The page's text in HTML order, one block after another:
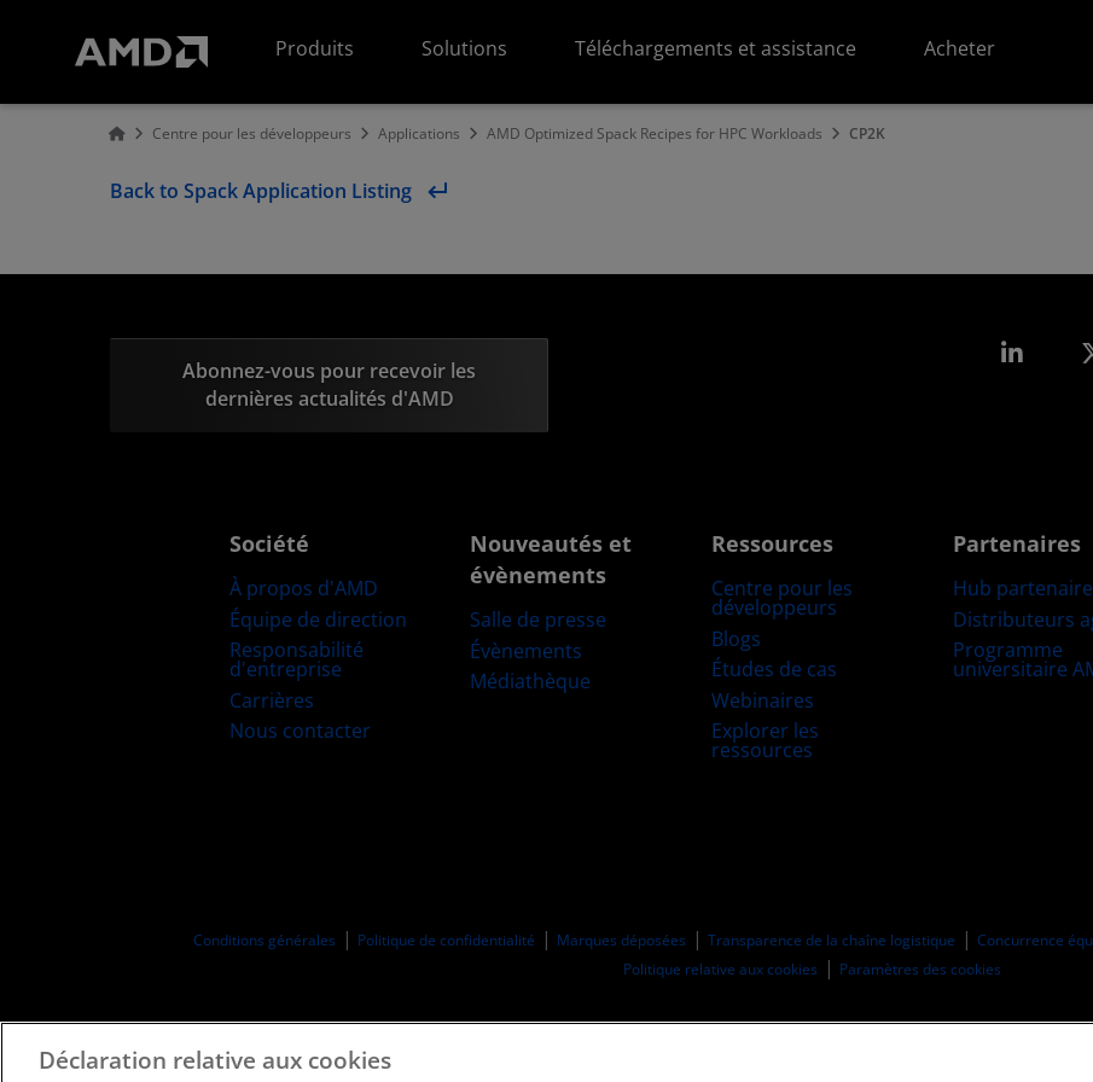
Produits
Solutions Téléchargements et assistance Acheter
Centre pour les développeurs Applications AMD Optimized Spack Recipes for HPC Workloads CP2K
Back to Spack Application Listing
Abonnez-vous pour recevoir les
dernières actualités d'AMD
Société
À propos d'AMD
Équipe de direction
Responsabilité
d'entreprise
Carrières
Nous contacter
Nouveautés et
évènements
Salle de presse
Évènements
Médiathèque
Ressources
Centre pour les
développeurs
Blogs
Études de cas
Webinaires
Explorer les
ressources
Partenaires
Hub
Distributeurs
Programme
universitaire
Conditions générales Politique de confidentialité Marques déposées Transparence de la chaîne logistique Concurrence
Politique relative aux cookies
Paramètres des cookies
© 2026 Advanced Micro Devices, Inc.
Déclaration relative aux cookies